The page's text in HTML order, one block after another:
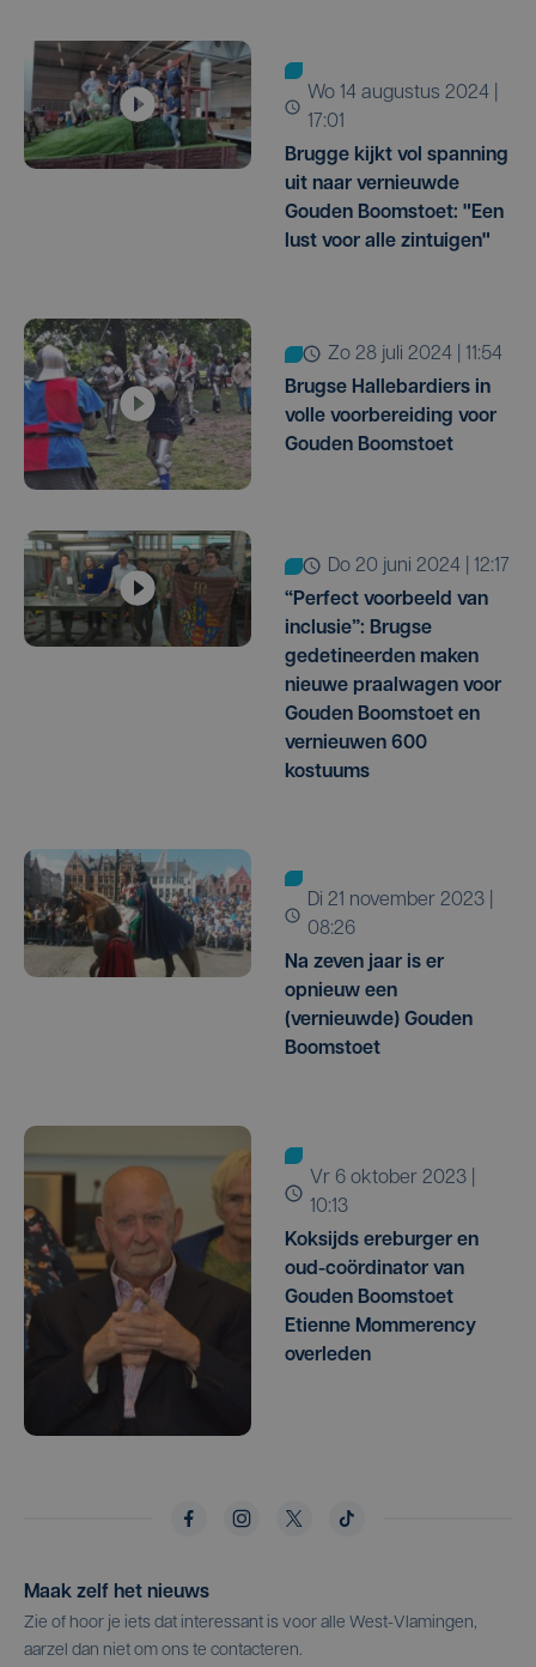
wo 14 augustus 2024 |
17:01
Brugge kijkt vol spanning
uit naar vernieuwde
Gouden Boomstoet: "Een
lust voor alle zintuigen"
zo 28 juli 2024 | 11:54
Brugse Hallebardiers in
volle voorbereiding voor
Gouden Boomstoet
do 20 juni 2024 | 12:17
“Perfect voorbeeld van
inclusie”: Brugse
gedetineerden maken
nieuwe praalwagen voor
Gouden Boomstoet en
vernieuwen 600
kostuums
di 21 november 2023 |
08:26
Na zeven jaar is er
opnieuw een
(vernieuwde) Gouden
Boomstoet
vr 6 oktober 2023 |
10:13
Koksijds ereburger en
oud-coördinator van
Gouden Boomstoet
Etienne Mommerency
overleden
Maak zelf het nieuws
Zie of hoor je iets dat interessant is voor alle West-Vlamingen,
aarzel dan niet om ons te contacteren.